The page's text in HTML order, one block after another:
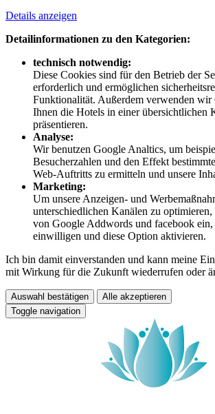
Details anzeigen
Detailinformationen zu den Kategorien:
technisch notwendig:
Diese Cookies sind für den Betrieb der
erforderlich und ermöglichen
Funktionalität. Außerdem verwenden wir
Ihnen die Hotels in einer übersichtlichen
präsentieren.
Analyse:
Wir benutzen Google Analtics, um
Besucherzahlen und den Effekt
Web-Auftritts zu ermitteln und unsere
Marketing:
Um unsere Anzeigen- und
unterschiedlichen Kanälen zu
von Google Addwords und facebook
einwilligen und diese Option aktivieren.
Ich bin damit einverstanden und kann meine
mit Wirkung für die Zukunft wiederrufen oder
Auswahl bestätigen
Alle akzeptieren
Toggle navigation